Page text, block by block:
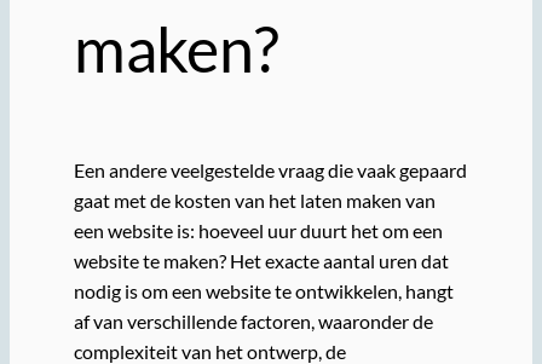
maken?
Een andere veelgestelde vraag die vaak gepaard
gaat met de kosten van het laten maken van
een website is: hoeveel uur duurt het om een
website te maken? Het exacte aantal uren dat
nodig is om een website te ontwikkelen, hangt
af van verschillende factoren, waaronder de
complexiteit van het ontwerp, de